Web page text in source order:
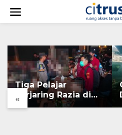
w
«
Tiga Pelajar
Terjaring Razia di
Tempat Hiburan